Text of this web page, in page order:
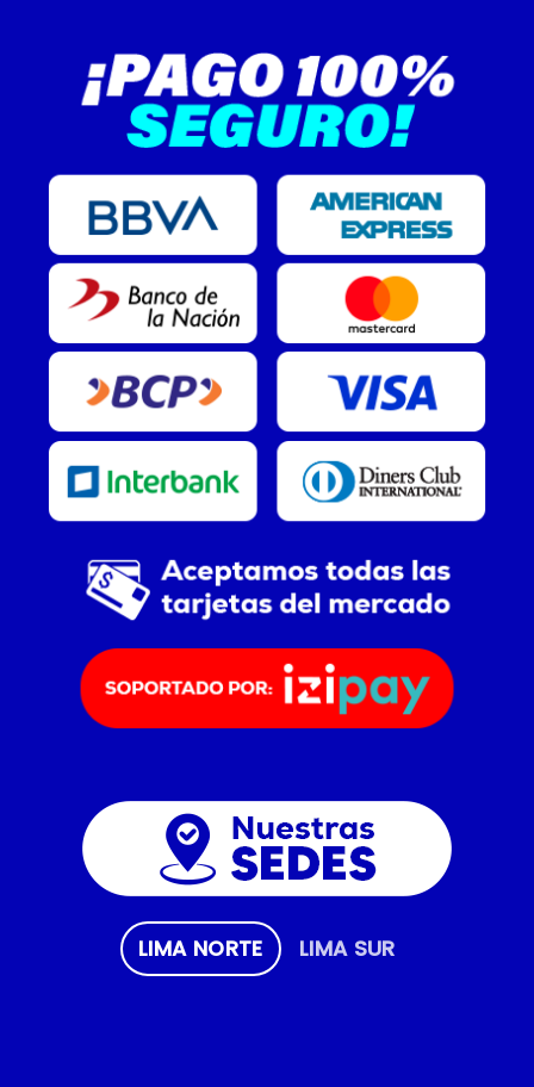
LIMA NORTE LIMA SUR